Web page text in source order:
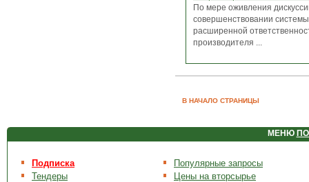
По мере оживления
совершенствовании системы
расширенной
производителя ...
В НАЧАЛО СТРАНИЦЫ
МЕНЮ
Подписка
Тендеры
Популярные запросы
Цены на вторсырье